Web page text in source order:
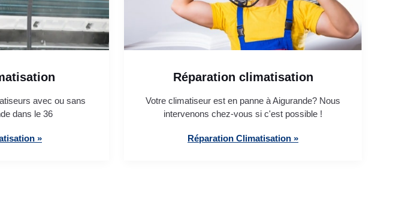
avec ou sans
dans le 36
»
Réparation climatisation
Votre climatiseur est en panne à Aigurande? Nous
intervenons chez-vous si c'est possible !
Réparation Climatisation »